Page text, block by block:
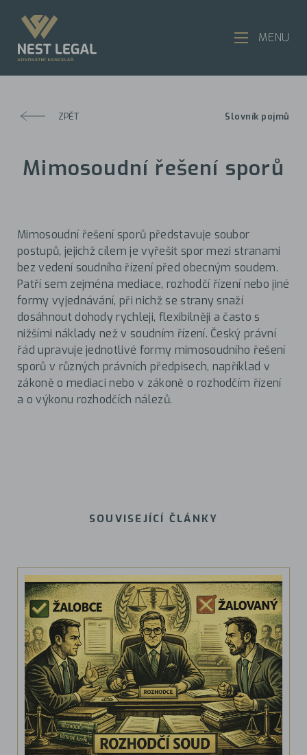
ZPĚT Slovník pojmů
Mimosoudní řešení sporů
Mimosoudní řešení sporů představuje soubor
postupů, jejichž cílem je vyřešit spor mezi stranami
bez vedení soudního řízení před obecným soudem.
Patří sem zejména mediace, rozhodčí řízení nebo jiné
formy vyjednávání, při nichž se strany snaží
dosáhnout dohody rychleji, flexibilněji a často s
nižšími náklady než v soudním řízení. Český právní
řád upravuje jednotlivé formy mimosoudního řešení
sporů v různých právních předpisech, například v
zákoně o mediaci nebo v zákoně o rozhodčím řízení
a o výkonu rozhodčích nálezů.
SOUVISEJÍCÍ ČLÁNKY
MENU